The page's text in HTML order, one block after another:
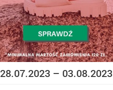
28.07.2023 – 03.08.2023